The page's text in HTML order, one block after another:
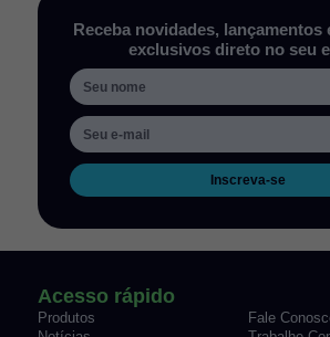
Receba novidades, lançamentos
exclusivos direto no seu
Inscreva-se
Acesso rápido
Produtos
Fale